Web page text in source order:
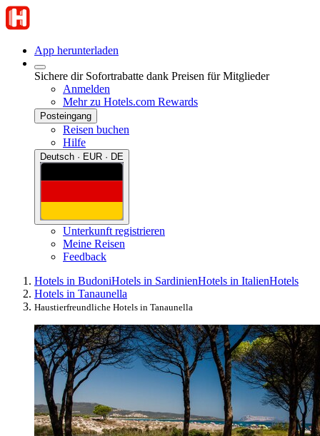
App herunterladen
Sichere dir Sofortrabatte dank Preisen für Mitglieder
Anmelden
Mehr zu Hotels.com Rewards
Posteingang
Reisen buchen
Hilfe
Deutsch · EUR · DE
Unterkunft registrieren
Meine Reisen
Feedback
Hotels in BudoniHotels in SardinienHotels in ItalienHotels
Hotels in Tanaunella
Haustierfreundliche Hotels in Tanaunella